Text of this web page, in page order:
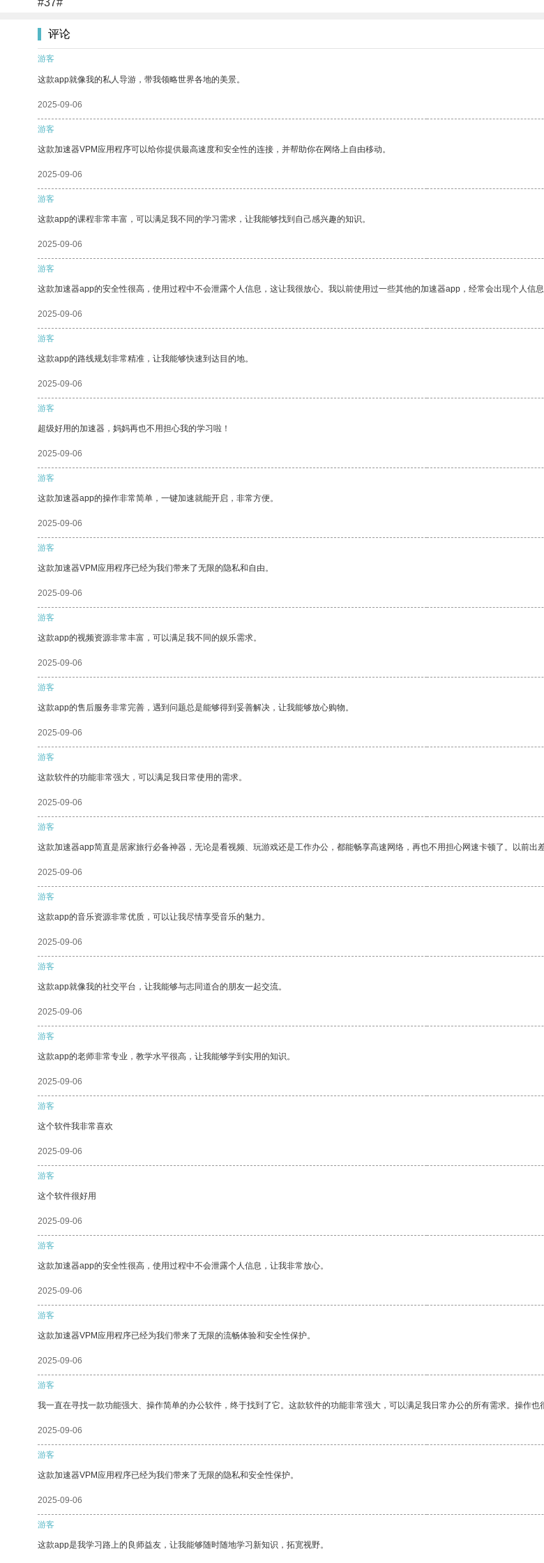
#37#
评论
游客
这款app就像我的私人导游，带我领略世界各地的美景。
2025-09-06
游客
这款加速器VPM应用程序可以给你提供最高速度和安全性的连接，并帮助你在网络上自由移动。
2025-09-06
游客
这款app的课程非常丰富，可以满足我不同的学习需求，让我能够找到自己感兴趣的知识。
2025-09-06
游客
这款加速器app的安全性很高，使用过程中不会泄露个人信息，这让我很放心。我以前使用过一些其他的加速器app，经常会出现个人信息
2025-09-06
游客
这款app的路线规划非常精准，让我能够快速到达目的地。
2025-09-06
游客
超级好用的加速器，妈妈再也不用担心我的学习啦！
2025-09-06
游客
这款加速器app的操作非常简单，一键加速就能开启，非常方便。
2025-09-06
游客
这款加速器VPM应用程序已经为我们带来了无限的隐私和自由。
2025-09-06
游客
这款app的视频资源非常丰富，可以满足我不同的娱乐需求。
2025-09-06
游客
这款app的售后服务非常完善，遇到问题总是能够得到妥善解决，让我能够放心购物。
2025-09-06
游客
这款软件的功能非常强大，可以满足我日常使用的需求。
2025-09-06
游客
这款加速器app简直是居家旅行必备神器，无论是看视频、玩游戏还是工作办公，都能畅享高速网络，再也不用担心网速卡顿了。以前
2025-09-06
游客
这款app的音乐资源非常优质，可以让我尽情享受音乐的魅力。
2025-09-06
游客
这款app就像我的社交平台，让我能够与志同道合的朋友一起交流。
2025-09-06
游客
这款app的老师非常专业，教学水平很高，让我能够学到实用的知识。
2025-09-06
游客
这个软件我非常喜欢
2025-09-06
游客
这个软件很好用
2025-09-06
游客
这款加速器app的安全性很高，使用过程中不会泄露个人信息，让我非常放心。
2025-09-06
游客
这款加速器VPM应用程序已经为我们带来了无限的流畅体验和安全性保护。
2025-09-06
游客
我一直在寻找一款功能强大、操作简单的办公软件，终于找到了它。这款软件的功能非常强大，可以满足我日常办公的所有需求。操作也
2025-09-06
游客
这款加速器VPM应用程序已经为我们带来了无限的隐私和安全性保护。
2025-09-06
游客
这款app是我学习路上的良师益友，让我能够随时随地学习新知识，拓宽视野。